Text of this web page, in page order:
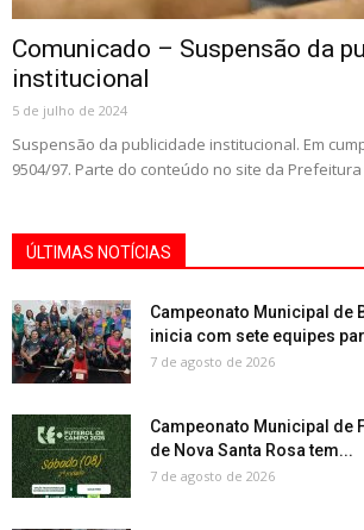
Comunicado – Suspensão da
institucional
5 de julho de 2024
Suspensão da publicidade institucional. Em
9504/97. Parte do conteúdo no site da Prefeitura
ÚLTIMAS NOTÍCIAS
Campeonato Municipal de
inicia com sete equipes
7 de agosto de 2026
Campeonato Municipal de
de Nova Santa Rosa tem...
7 de agosto de 2026